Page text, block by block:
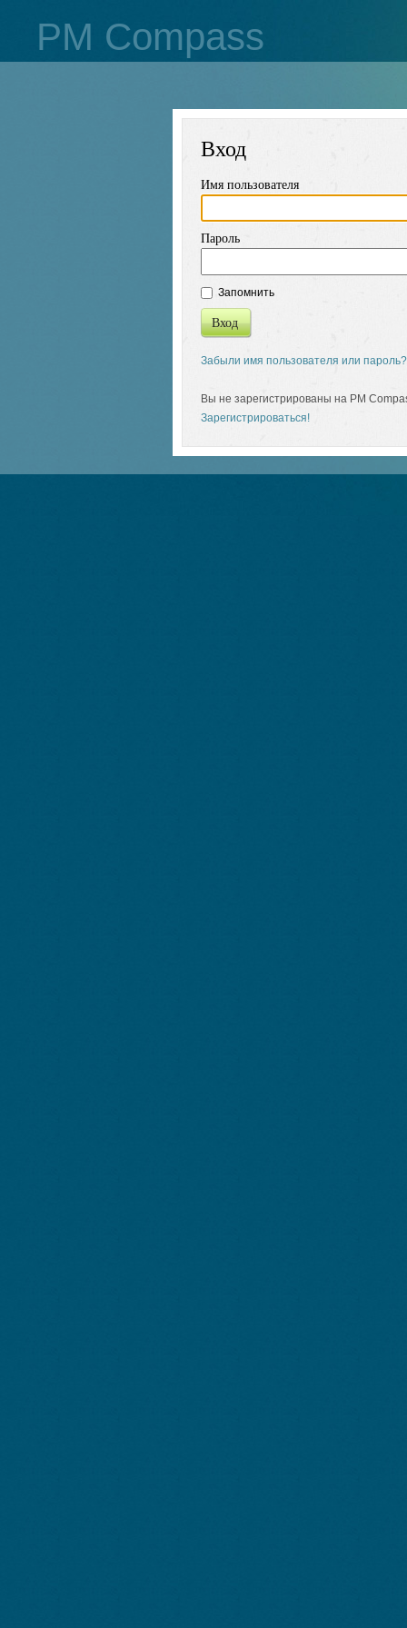
PM Compass
Вход
Имя пользователя
Пароль
Запомнить
Вход
Забыли имя пользователя или пароль?
Вы не зарегистрированы на PM
Зарегистрироваться!